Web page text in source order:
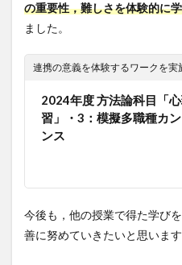
の重要性，難しさを体験的に
ました。
連携の意義を体験するワークを実
2024年度 方法論科目「
習」・3：模擬多職種カ
ンス
今後も，他の授業で得た学び
善に努めていきたいと思います